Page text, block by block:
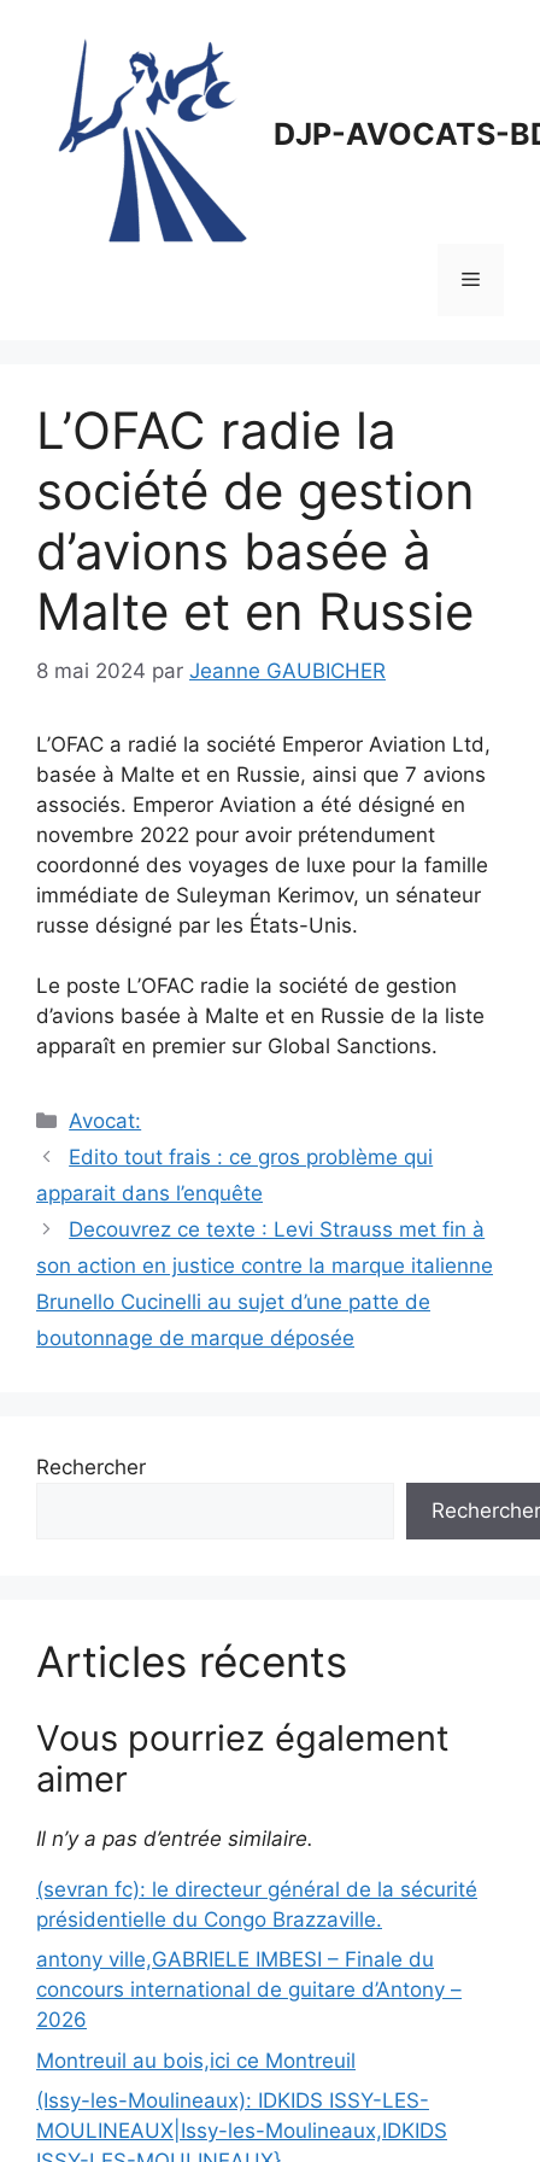
DJP-AVOCATS-
Menu
L’OFAC radie la
société de gestion
d’avions basée à
Malte et en Russie
8 mai 2024 par Jeanne GAUBICHER
L’OFAC a radié la société Emperor Aviation Ltd,
basée à Malte et en Russie, ainsi que 7 avions
associés. Emperor Aviation a été désigné en
novembre 2022 pour avoir prétendument
coordonné des voyages de luxe pour la famille
immédiate de Suleyman Kerimov, un sénateur
russe désigné par les États-Unis.
Le poste L’OFAC radie la société de gestion
d’avions basée à Malte et en Russie de la liste
apparaît en premier sur Global Sanctions.
Catégories
Avocat:
Navigation
des
articles
Edito tout frais : ce gros problème qui
apparait dans l’enquête
Decouvrez ce texte : Levi Strauss met fin à
son action en justice contre la marque italienne
Brunello Cucinelli au sujet d’une patte de
boutonnage de marque déposée
Rechercher
Rechercher
Articles récents
Vous pourriez également
aimer
Il n’y a pas d’entrée similaire.
(sevran fc): le directeur général de la sécurité
présidentielle du Congo Brazzaville.
antony ville,GABRIELE IMBESI – Finale du
concours international de guitare d’Antony –
2026
Montreuil au bois,ici ce Montreuil
(Issy-les-Moulineaux): IDKIDS ISSY-LES-
MOULINEAUX|Issy-les-Moulineaux,IDKIDS